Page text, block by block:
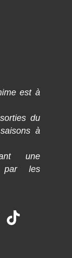
est à
du
à
une
par les